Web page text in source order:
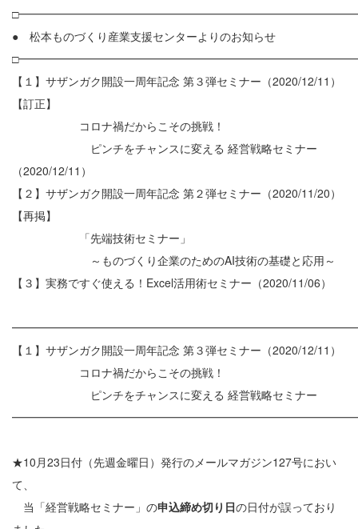
● 松本ものづくり産業支援センターよりのお知らせ
【１】サザンガク開設一周年記念 第３弾セミナー（2020/12/11）
【訂正】
コロナ禍だからこその挑戦！
ピンチをチャンスに変える 経営戦略セミナー
（2020/12/11）
【２】サザンガク開設一周年記念 第２弾セミナー（2020/11/20）
【再掲】
「先端技術セミナー」
～ものづくり企業のためのAI技術の基礎と応用～
【３】実務ですぐ使える！Excel活用術セミナー（2020/11/06）
【１】サザンガク開設一周年記念 第３弾セミナー（2020/12/11）
コロナ禍だからこその挑戦！
ピンチをチャンスに変える 経営戦略セミナー
★10月23日付（先週金曜日）発行のメールマガジン127号におい
て、
当「経営戦略セミナー」の申込締め切り日の日付が誤っており